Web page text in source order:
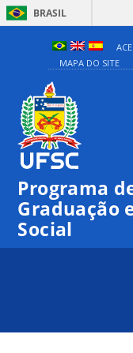
BRASIL
MAPA DO SITE
Programa
Graduação
Social